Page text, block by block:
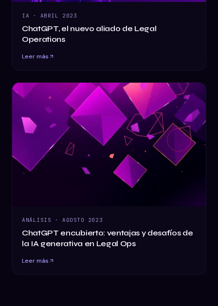
IA · ABRIL 2023
ChatGPT, el nuevo aliado de Legal
Operations
Leer más
ANÁLISIS ·AGOSTO 2023
ChatGPT encubierto: ventajas y desafíos de
la IA generativa en Legal Ops
Leer más